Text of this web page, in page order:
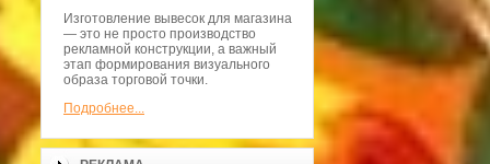
Изготовление вывесок для магазина
— это не просто производство
рекламной конструкции, а важный
этап формирования визуального
образа торговой точки.
Подробнее...